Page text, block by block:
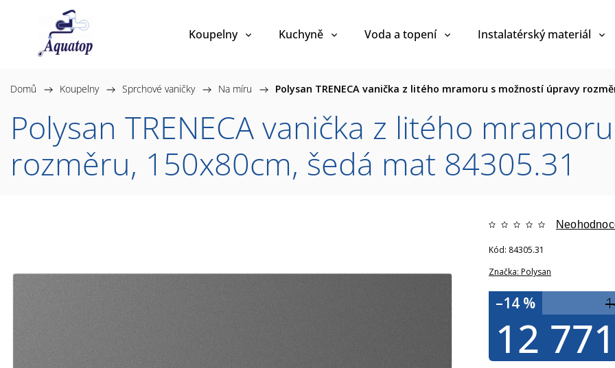
Koupelny Kuchyně Voda a topení Instalatérský materiál
Domů / Koupelny / Sprchové vaničky / Na míru / Polysan TRENECA vanička z litého mramoru s možností úpravy
Polysan TRENECA vanička z litého
rozměru, 150x80cm, šedá mat 84305.31
Značka:Polysan
–14 %
12
Kód: 84305.31